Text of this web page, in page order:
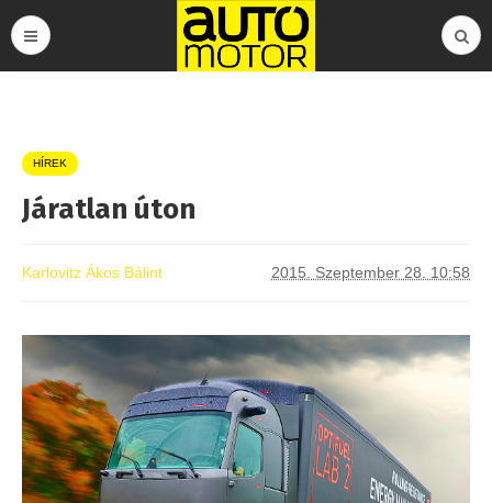
HÍREK
Járatlan úton
Karlovitz Ákos Bálint 2015. Szeptember 28. 10:58